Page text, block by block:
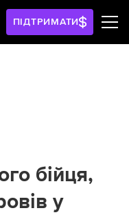
ПІДТРИМАТИ
бійця,
у